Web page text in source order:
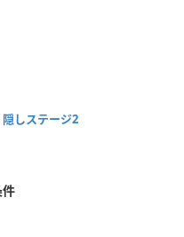
隠しステージ2